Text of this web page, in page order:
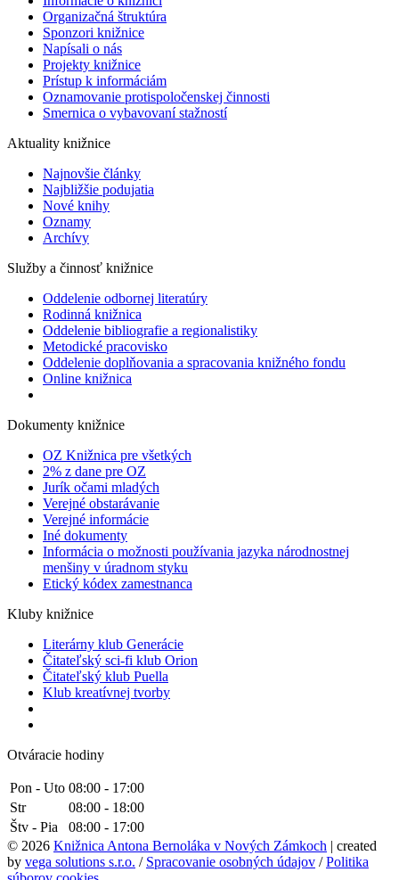
Organizačná štruktúra
Sponzori knižnice
Napísali o nás
Projekty knižnice
Prístup k informáciám
Oznamovanie protispoločenskej činnosti
Smernica o vybavovaní stažností
Aktuality knižnice
Najnovšie články
Najbližšie podujatia
Nové knihy
Oznamy
Archívy
Služby a činnosť knižnice
Oddelenie odbornej literatúry
Rodinná knižnica
Oddelenie bibliografie a regionalistiky
Metodické pracovisko
Oddelenie doplňovania a spracovania knižného fondu
Online knižnica
Dokumenty knižnice
OZ Knižnica pre všetkých
2% z dane pre OZ
Jurík očami mladých
Verejné obstarávanie
Verejné informácie
Iné dokumenty
Informácia o možnosti používania jazyka národnostnej
menšiny v úradnom styku
Etický kódex zamestnanca
Kluby knižnice
Literárny klub Generácie
Čitateľský sci-fi klub Orion
Čitateľský klub Puella
Klub kreatívnej tvorby
Otváracie hodiny
Pon - Uto 08:00 - 17:00
Str
08:00 - 18:00
Štv - Pia
08:00 - 17:00
© 2026 Knižnica Antona Bernoláka v Nových Zámkoch | created
by vega solutions s.r.o. / Spracovanie osobných údajov /Politika